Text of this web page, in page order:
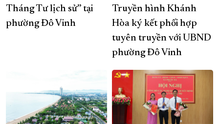
Tháng Tư lịch sử” tại
phường Đô Vinh
Truyền hình Khánh
Hòa ký kết phối hợp
tuyên truyền với UBND
phường Đô Vinh